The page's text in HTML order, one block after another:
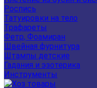
Роспись
Татуировки на тело
Трафареты
Фетр, Фоамиран
Швейная фурнитура
Штампы детские
Гадания и эзотерика
Инструменты